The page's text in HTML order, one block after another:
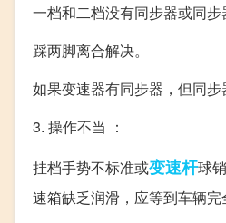
一档和二档没有同步器或同
踩两脚离合解决。
如果变速器有同步器，但同
3. 操作不当 ：
挂档手势不标准或变速杆球
速箱缺乏润滑，应等到车辆完